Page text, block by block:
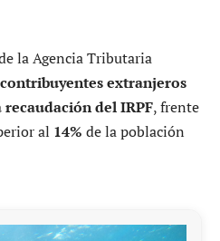
la Agencia Tributaria
extranjeros
del IRPF, frente
al 14% de la población